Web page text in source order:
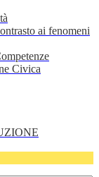
ai fenomeni
Civica